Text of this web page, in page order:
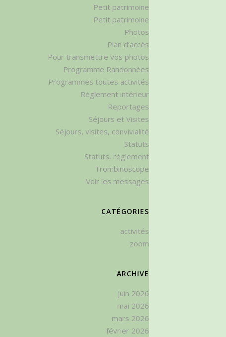
Petit patrimoine
Petit patrimoine
Photos
Plan d’accès
Pour transmettre vos photos
Programme Randonnées
Programmes toutes activités
Règlement intérieur
Reportages
Séjours et Visites
Séjours, visites, convivialité
Statuts
Statuts, règlement
Trombinoscope
Voir les messages
CATÉGORIES
activités
zoom
ARCHIVE
juin 2026
mai 2026
mars 2026
février 2026